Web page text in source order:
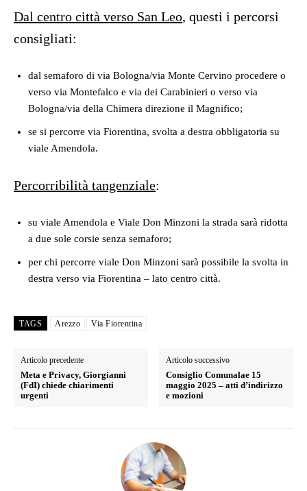
Dal centro città verso San Leo, questi i percorsi
consigliati:
dal semaforo di via Bologna/via Monte Cervino procedere o
verso via Montefalco e via dei Carabinieri o verso via
Bologna/via della Chimera direzione il Magnifico;
se si percorre via Fiorentina, svolta a destra obbligatoria su
viale Amendola.
Percorribilità tangenziale:
su viale Amendola e Viale Don Minzoni la strada sarà ridotta
a due sole corsie senza semaforo;
per chi percorre viale Don Minzoni sarà possibile la svolta in
destra verso via Fiorentina – lato centro città.
TAGS Arezzo Via Fiorentina
Articolo precedente
Meta e Privacy, Giorgianni
(FdI) chiede chiarimenti
urgenti
Articolo successivo
Consiglio Comunalae 15
maggio 2025 – atti d’indirizzo
e mozioni